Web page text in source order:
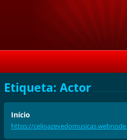
Etiqueta: Actor
Início
https://